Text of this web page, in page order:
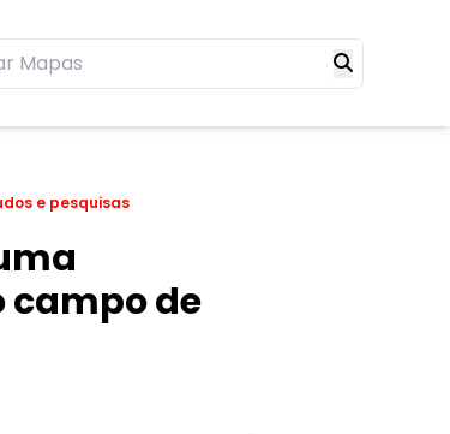
e pesquisas
campo de